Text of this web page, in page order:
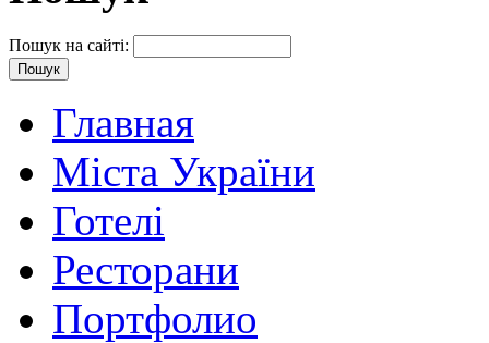
Пошук на сайті:
Главная
Міста України
Готелі
Ресторани
Портфолио